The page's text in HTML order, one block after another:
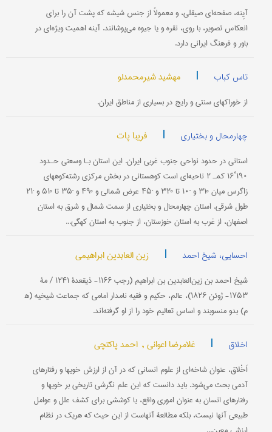
آیِنه، صفحه‌ای صیقلی، و معمولاً از جنس شیشه که پشت آن را برای
انعکاس تصویر، با روی، نقره و یا جیوه می‌پوشانند. آینه اهمیت ویژه‌ای در
باور و فرهنگ ایرانی دارد.
تاس کباب | مهشید شیرمحمدلو
از خوراکهای سنتی و رایج در بسیاری از مناطق ایران.
چهارمحال و بختیاری | فریبا پات
استانی در حدود نواحی جنوب غربی ایران. این استان بـا وسعتی حـدود
۱۹۰‘۱۶ کمـ‍ ۲ ناحیه‌ای است کوهستانی در بخش مرکزی رشته‌کوههای
زاگرس میان °۳۱ و ´۱۰ تا °۳۲ و ´۴۵ عرض شمالی و °۴۹ و ´۳۵ تا °۵۱ و ´۲۱
طول شرقی. استان چهارمحال و بختیاری از سمت شمال و شرق به استان
اصفهان، از غرب به استان خوزستان، از جنوب به استان کهگی...
احسایی، شیخ احمد | زین العابدین ابراهیمی
شیخ احمد بن زین‌العابدین بن ابراهیم (رجب ۱۱۶۶- ذیقعدۀ ۱۲۴۱ / مۀ
۱۷۵۳- ژوئن ۱۸۲۶)، عالم، حكیم و فقیه نامدار امامی كه جماعت شیخیه (ه‍
م) بدو منسوبند و اساس تعالیم خود را از او گرفته‌اند.
اخلاق | غلامرضا اعوانی , احمد پاکتچی
اَخْلاق‌، عنوان‌ شاخه‌ای‌ از علوم‌ انسانی‌ كه‌ در آن‌ از ارزش‌ خویها و رفتارهای‌
آدمی‌ بحث‌ می‌شود. باید دانست‌ كه‌ این‌ علم‌ نگرشی‌ تاریخی بر خویها و
رفتارهای‌ انسان‌ به‌ عنوان‌ اموری‌ واقع‌، یا كوششی برای‌ كشف‌ علل‌ و عوامل‌
طبیعی‌ آنها نیست‌، بلكه‌ مطالعۀ آنهاست‌ از این‌ حیث‌ كه‌ هریك‌ در نظام‌